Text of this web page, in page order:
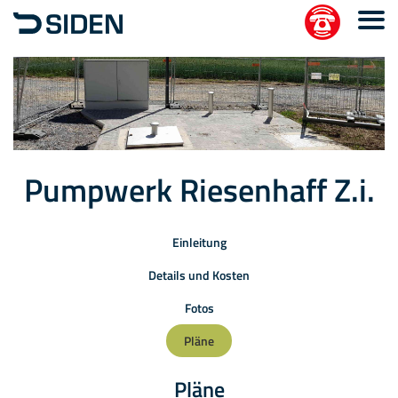
Pumpwerk Riesenhaff Z.i.
Einleitung
Details und Kosten
Fotos
Pläne
Pläne